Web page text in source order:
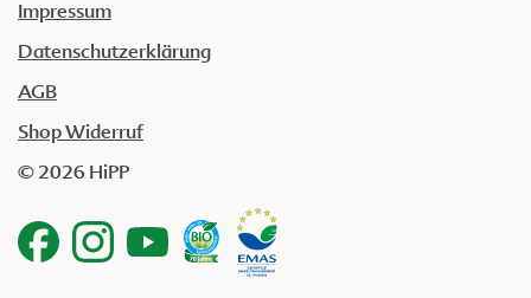
Impressum
Datenschutzerklärung
AGB
Shop Widerruf
© 2026 HiPP